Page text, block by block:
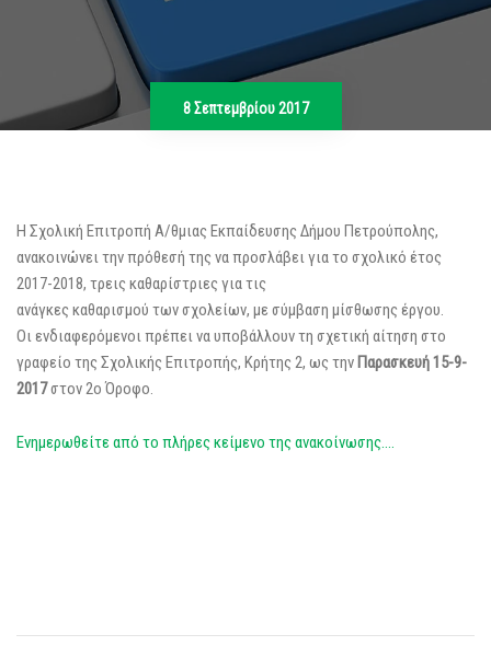
8 Σεπτεμβρίου 2017
Η Σχολική Επιτροπή Α/θμιας Εκπαίδευσης Δήμου Πετρούπολης,
ανακοινώνει την πρόθεσή της να προσλάβει για το σχολικό έτος
2017-2018, τρεις καθαρίστριες για τις
ανάγκες καθαρισμού των σχολείων, με σύμβαση μίσθωσης έργου.
Οι ενδιαφερόμενοι πρέπει να υποβάλλουν τη σχετική αίτηση στο
γραφείο της Σχολικής Επιτροπής, Κρήτης 2, ως την Παρασκευή 15-9-
2017στον 2ο Όροφo.
Ενημερωθείτε από το πλήρες κείμενο της ανακοίνωσης….